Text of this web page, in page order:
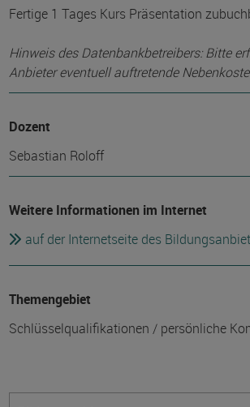
Fertige 1 Tages Kurs Präsentation
Hinweis des Datenbankbetreibers: Bitte
Anbieter eventuell auftretende
Dozent
Sebastian Roloff
Weitere Informationen im Internet
auf der Internetseite des
Themengebiet
Schlüsselqualifikationen / persönliche